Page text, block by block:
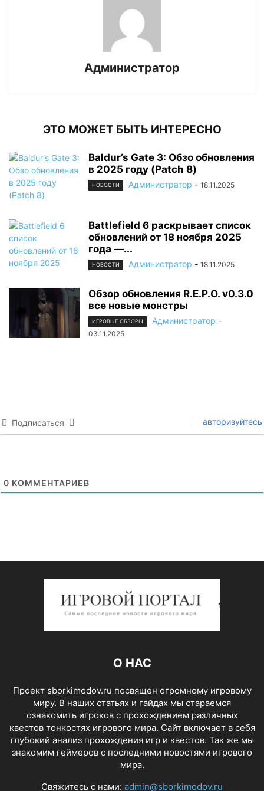
Администратор
ЭТО МОЖЕТ БЫТЬ ИНТЕРЕСНО
Baldur’s Gate 3: Обзо обновления
в 2025 году (Patch 8)
НОВОСТИ Администратор - 18.11.2025
Battlefield 6 раскрывает список
обновлений от 18 ноября 2025
года —...
НОВОСТИ Администратор - 18.11.2025
Обзор обновления R.E.P.O. v0.3.0
все новые монстры
ИГРОВЫЕ ОБЗОРЫ Администратор -
03.11.2025
Подписаться авторизуйтесь
0 КОММЕНТАРИЕВ
О НАС
Проект sborkimodov.ru посвящен огромному игровому
миру. В наших статьях и гайдах мы стараемся
ознакомить игроков с прохождением различных
квестов тонкостях игрового мира. Сайт включает в себя
глубокий анализ прохождения игр и квестов. Так же мы
знакомим геймеров с последними новостями игрового
мира.
Свяжитесь с нами: admin@sborkimodov.ru